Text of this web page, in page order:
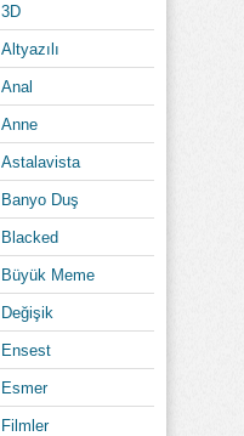
3D
Altyazılı
Anal
Anne
Astalavista
Banyo Duş
Blacked
Büyük Meme
Değişik
Ensest
Esmer
Filmler